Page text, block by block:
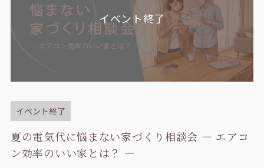
イベント終了
イベント終了
夏の電気代に悩まない家づくり相談会 ― エアコ
ン効率のいい家とは？ ―